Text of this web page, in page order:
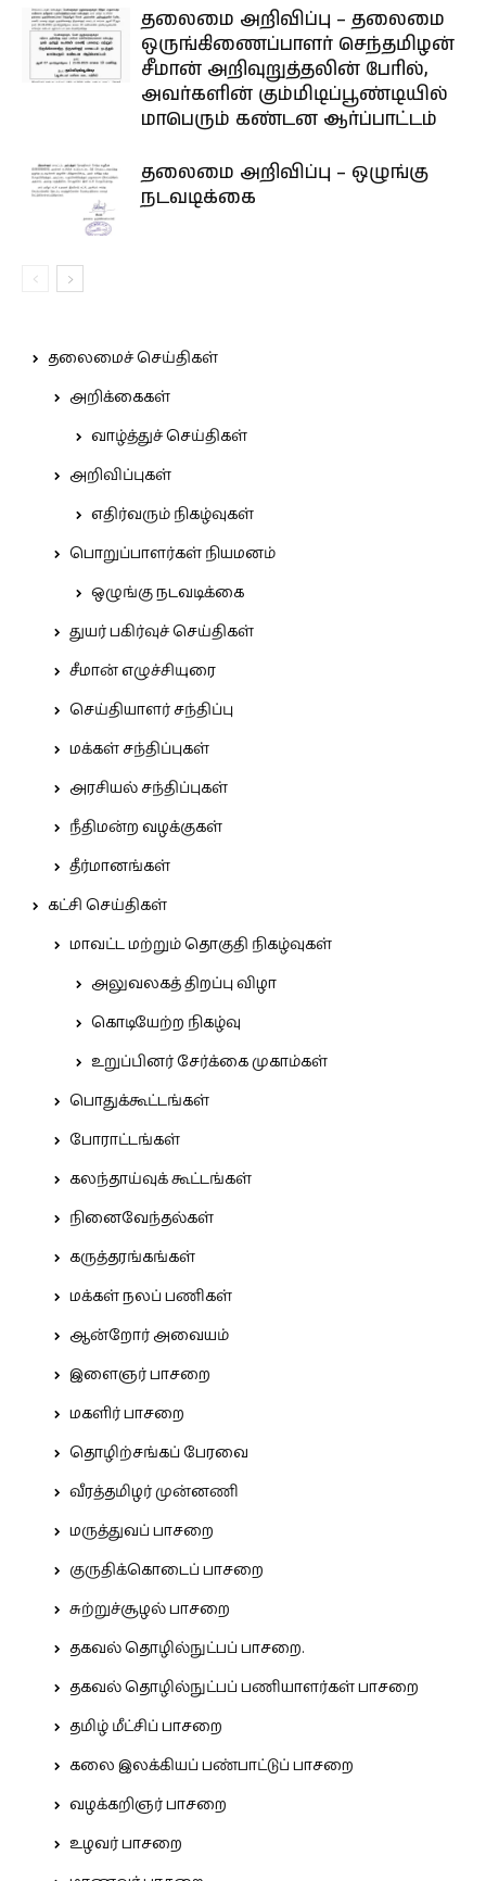
தலைமை அறிவிப்பு – தலைமை
ஒருங்கிணைப்பாளர் செந்தமிழன்
சீமான் அறிவுறுத்தலின் பேரில்,
அவர்களின் கும்மிடிப்பூண்டியில்
மாபெரும் கண்டன ஆர்ப்பாட்டம்
தலைமை அறிவிப்பு – ஒழுங்கு
நடவடிக்கை
தலைமைச் செய்திகள்
அறிக்கைகள்
வாழ்த்துச் செய்திகள்
அறிவிப்புகள்
எதிர்வரும் நிகழ்வுகள்
பொறுப்பாளர்கள் நியமனம்
ஒழுங்கு நடவடிக்கை
துயர் பகிர்வுச் செய்திகள்
சீமான் எழுச்சியுரை
செய்தியாளர் சந்திப்பு
மக்கள் சந்திப்புகள்
அரசியல் சந்திப்புகள்
நீதிமன்ற வழக்குகள்
தீர்மானங்கள்
கட்சி செய்திகள்
மாவட்ட மற்றும் தொகுதி நிகழ்வுகள்
அலுவலகத் திறப்பு விழா
கொடியேற்ற நிகழ்வு
உறுப்பினர் சேர்க்கை முகாம்கள்
பொதுக்கூட்டங்கள்
போராட்டங்கள்
கலந்தாய்வுக் கூட்டங்கள்
நினைவேந்தல்கள்
கருத்தரங்கங்கள்
மக்கள் நலப் பணிகள்
ஆன்றோர் அவையம்
இளைஞர் பாசறை
மகளிர் பாசறை
தொழிற்சங்கப் பேரவை
வீரத்தமிழர் முன்னணி
மருத்துவப் பாசறை
குருதிக்கொடைப் பாசறை
சுற்றுச்சூழல் பாசறை
தகவல் தொழில்நுட்பப் பாசறை.
தகவல் தொழில்நுட்பப் பணியாளர்கள் பாசறை
தமிழ் மீட்சிப் பாசறை
கலை இலக்கியப் பண்பாட்டுப் பாசறை
வழக்கறிஞர் பாசறை
உழவர் பாசறை